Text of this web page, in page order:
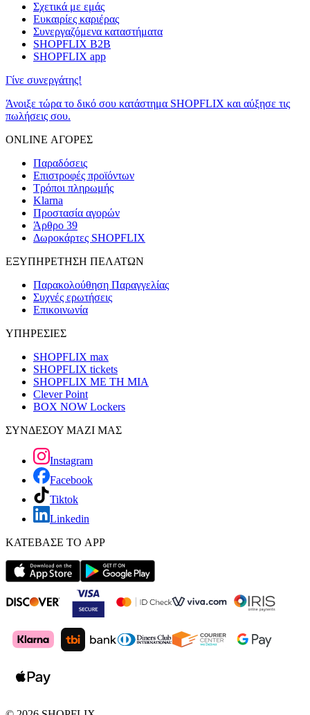
Σχετικά με εμάς
Ευκαιρίες καριέρας
Συνεργαζόμενα καταστήματα
SHOPFLIX B2B
SHOPFLIX app
Γίνε συνεργάτης!
Άνοιξε τώρα το δικό σου κατάστημα SHOPFLIX και αύξησε τις
πωλήσεις σου.
ONLINE ΑΓΟΡΕΣ
Παραδόσεις
Επιστροφές προϊόντων
Τρόποι πληρωμής
Klarna
Προστασία αγορών
Άρθρο 39
Δωροκάρτες SHOPFLIX
ΕΞΥΠΗΡΕΤΗΣΗ ΠΕΛΑΤΩΝ
Παρακολούθηση Παραγγελίας
Συχνές ερωτήσεις
Επικοινωνία
ΥΠΗΡΕΣΙΕΣ
SHOPFLIX max
SHOPFLIX tickets
SHOPFLIX ΜΕ ΤΗ ΜΙΑ
Clever Point
BOX NOW Lockers
ΣΥΝΔΕΣΟΥ ΜΑΖΙ ΜΑΣ
Instagram
Facebook
Tiktok
Linkedin
ΚΑΤΕΒΑΣΕ ΤΟ APP